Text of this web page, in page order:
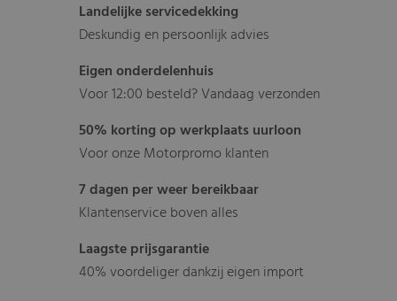
Landelijke servicedekking
Deskundig en persoonlijk advies
Eigen onderdelenhuis
Voor 12:00 besteld? Vandaag verzonden
50% korting op werkplaats uurloon
Voor onze Motorpromo klanten
7 dagen per weer bereikbaar
Klantenservice boven alles
Laagste prijsgarantie
40% voordeliger dankzij eigen import